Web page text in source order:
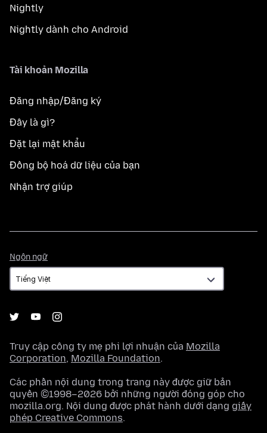
Nightly
Nightly dành cho Android
Tài khoản Mozilla
Đăng nhập/Đăng ký
Đây là gì?
Đặt lại mật khẩu
Đồng bộ hoá dữ liệu của bạn
Nhận trợ giúp
Ngôn ngữ
ngữ
Truy cập công ty mẹ phi lợi nhuận của Mozilla
Corporation, Mozilla Foundation.
Các phần nội dung trong trang này được giữ bản
quyền ©1998–2026 bởi những người đóng góp cho
mozilla.org. Nội dung được phát hành dưới dạng giấy
phép Creative Commons.